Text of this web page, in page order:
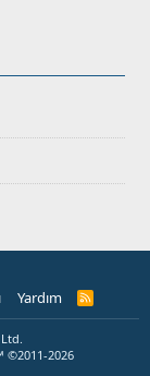
Yardım
R
©2011-2026